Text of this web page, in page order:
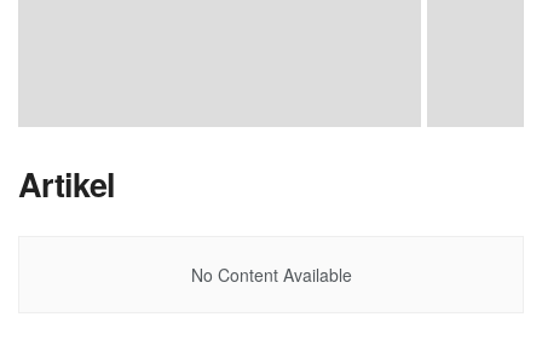
Artikel
No Content Available